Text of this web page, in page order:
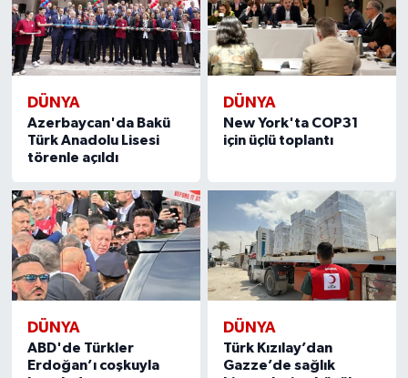
DÜNYA
Azerbaycan'da Bakü
Türk Anadolu Lisesi
törenle açıldı
DÜNYA
New York'ta COP31
için üçlü toplantı
DÜNYA
ABD'de Türkler
Erdoğan’ı coşkuyla
DÜNYA
Türk Kızılay’dan
Gazze’de sağlık